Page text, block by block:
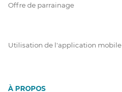
Offre de parrainage
Utilisation de l'application mobile
À PROPOS